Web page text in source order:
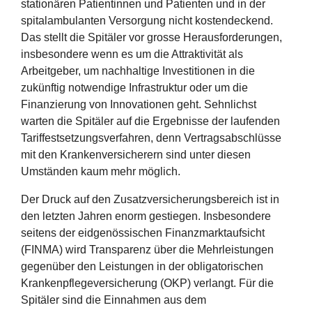
stationären Patientinnen und Patienten und in der
spitalambulanten Versorgung nicht kostendeckend.
Das stellt die Spitäler vor grosse Herausforderungen,
insbesondere wenn es um die Attraktivität als
Arbeitgeber, um nachhaltige Investitionen in die
zukünftig notwendige Infrastruktur oder um die
Finanzierung von Innovationen geht. Sehnlichst
warten die Spitäler auf die Ergebnisse der laufenden
Tariffestsetzungsverfahren, denn Vertragsabschlüsse
mit den Krankenversicherern sind unter diesen
Umständen kaum mehr möglich.
Der Druck auf den Zusatzversicherungsbereich ist in
den letzten Jahren enorm gestiegen. Insbesondere
seitens der eidgenössischen Finanzmarktaufsicht
(FINMA) wird Transparenz über die Mehrleistungen
gegenüber den Leistungen in der obligatorischen
Krankenpflegeversicherung (OKP) verlangt. Für die
Spitäler sind die Einnahmen aus dem